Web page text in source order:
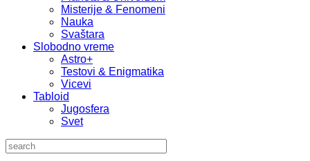
Misterije & Fenomeni
Nauka
Svaštara
Slobodno vreme
Astro+
Testovi & Enigmatika
Vicevi
Tabloid
Jugosfera
Svet